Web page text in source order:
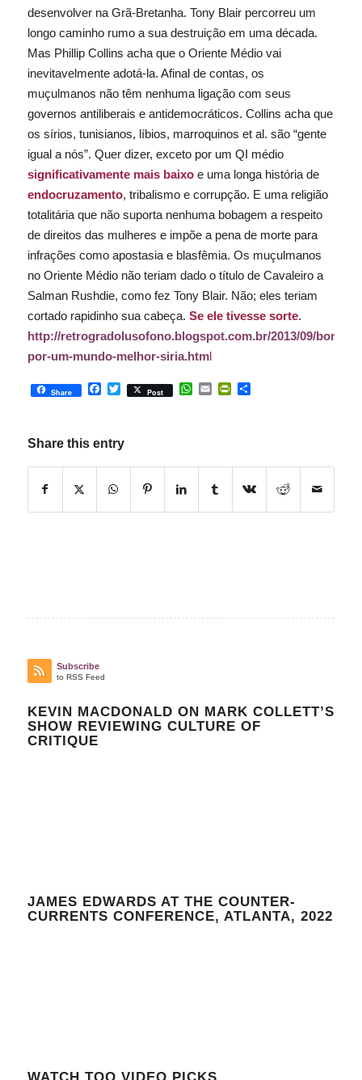
desenvolver na Grã-Bretanha. Tony Blair percorreu um
longo caminho rumo a sua destruição em uma década.
Mas Phillip Collins acha que o Oriente Médio vai
inevitavelmente adotá-la. Afinal de contas, os
muçulmanos não têm nenhuma ligação com seus
governos antiliberais e antidemocráticos. Collins acha que
os sírios, tunisianos, líbios, marroquinos et al. são “gente
igual a nós”. Quer dizer, exceto por um QI médio
significativamente mais baixoe uma longa história de
endocruzamento, tribalismo e corrupção. E uma religião
totalitária que não suporta nenhuma bobagem a respeito
de direitos das mulheres e impõe a pena de morte para
infrações como apostasia e blasfêmia. Os muçulmanos
no Oriente Médio não teriam dado o título de Cavaleiro a
Salman Rushdie, como fez Tony Blair. Não; eles teriam
cortado rapidinho sua cabeça. Se ele tivesse sorte.
http://retrogradolusofono.blogspot.com.br/2013/09/
por-um-mundo-melhor-siria.html
Share Facebook
Twitter
Post WhatsApp
EmailPrintFriendly
Share
Share this entry
Subscribe
to RSS Feed
KEVIN MACDONALD ON MARK COLLETT’S
SHOW REVIEWING CULTURE OF
CRITIQUE
JAMES EDWARDS AT THE COUNTER-
CURRENTS CONFERENCE, ATLANTA, 2022
WATCH TOO VIDEO PICKS